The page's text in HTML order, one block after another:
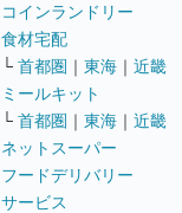
コインランドリー
食材宅配
└ 首都圏 ｜ 東海 ｜ 近畿
ミールキット
└ 首都圏 ｜ 東海 ｜ 近畿
ネットスーパー
フードデリバリー
サービス